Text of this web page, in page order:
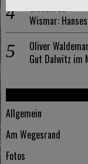
Claudiazu
Wismar:
Oliver
Gut Dalwitz im
Allgemein
Am Wegesrand
Fotos